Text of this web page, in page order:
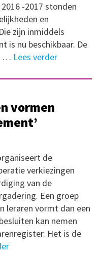
-2017 stonden
en
zijn inmiddels
is nu beschikbaar. De
… Lees verder
vormen
de
verkiezingen
van de
Een groep
leraren vormt dan een
kan nemen
Het is de